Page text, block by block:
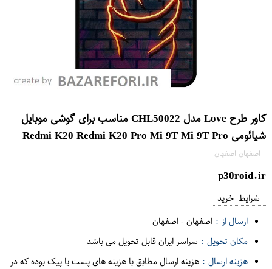
کاور طرح Love مدل CHL50022 مناسب برای گوشی موبایل
شیائومی Redmi K20 Redmi K20 Pro Mi 9T Mi 9T Pro
اصفهان اصفهان
p30roid.ir
شرایط خرید
ارسال از : اصفهان-اصفهان
مکان تحویل : سراسر ایران قابل تحویل می باشد
هزینه ارسال : هزینه ارسال مطابق با هزینه های پست یا پیک بوده که در